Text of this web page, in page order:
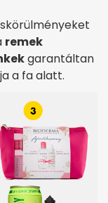
remek
garantáltan
a fa alatt.